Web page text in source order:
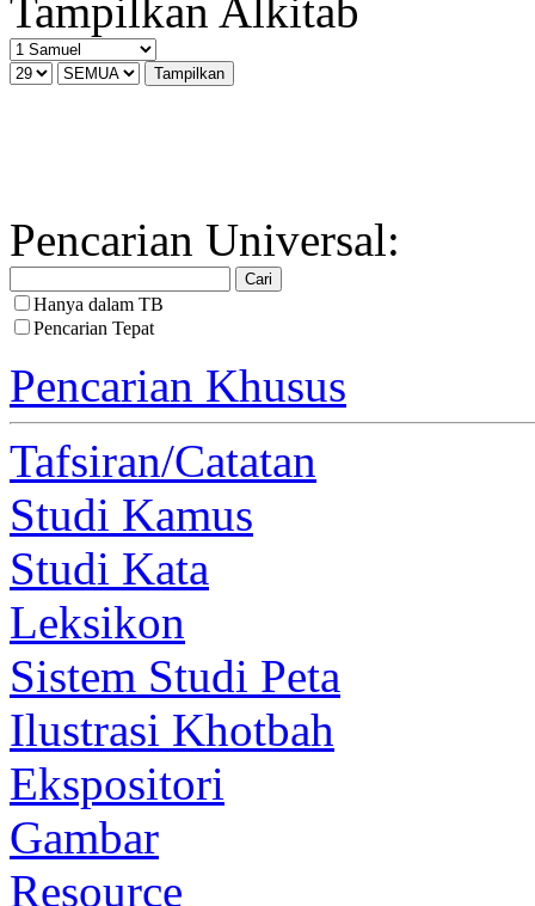
Tampilkan Alkitab
Pencarian Universal:
Hanya dalam TB
Pencarian Tepat
Pencarian Khusus
Tafsiran/Catatan
Studi Kamus
Studi Kata
Leksikon
Sistem Studi Peta
Ilustrasi Khotbah
Ekspositori
Gambar
Resource